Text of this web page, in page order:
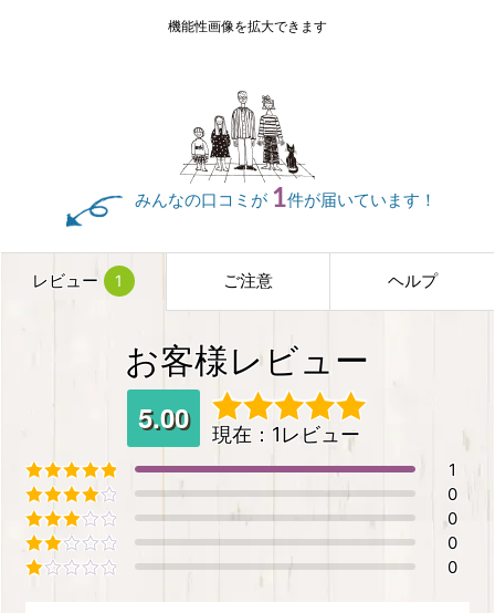
機能性画像を拡大できます
みんなの口コミが 1件が届いています！
レビュー 1 ご注意 ヘルプ
お客様レビュー
5.00
5段階中5.00
現在：1レビュー
5段階中5の評価
1
5段階中4の評価
0
5段階中3の評価
0
5段階中2の評価
0
0